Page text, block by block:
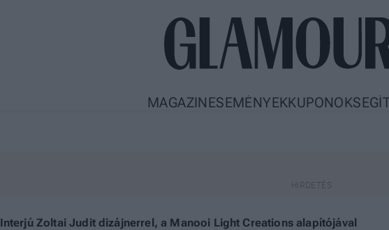
MAGAZIN ESEMÉNYEKKUPONOK
Interjú Zoltai Judit dizájnerrel, a Manooi Light Creations alapítójával